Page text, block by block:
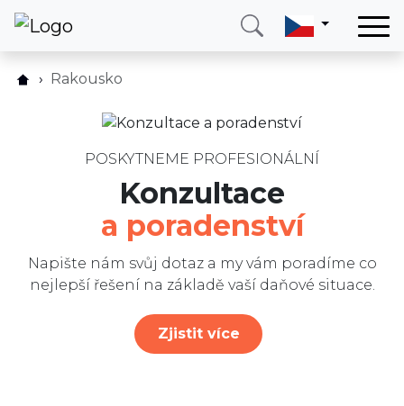
Zavolejte mi Přihlásit se
Jak to funguje?
Napište nám
Rakousko
POSKYTNEME PROFESIONÁLNÍ
Konzultace
a poradenství
Napište nám svůj dotaz a my vám poradíme co
nejlepší řešení na základě vaší daňové situace.
Zjistit více